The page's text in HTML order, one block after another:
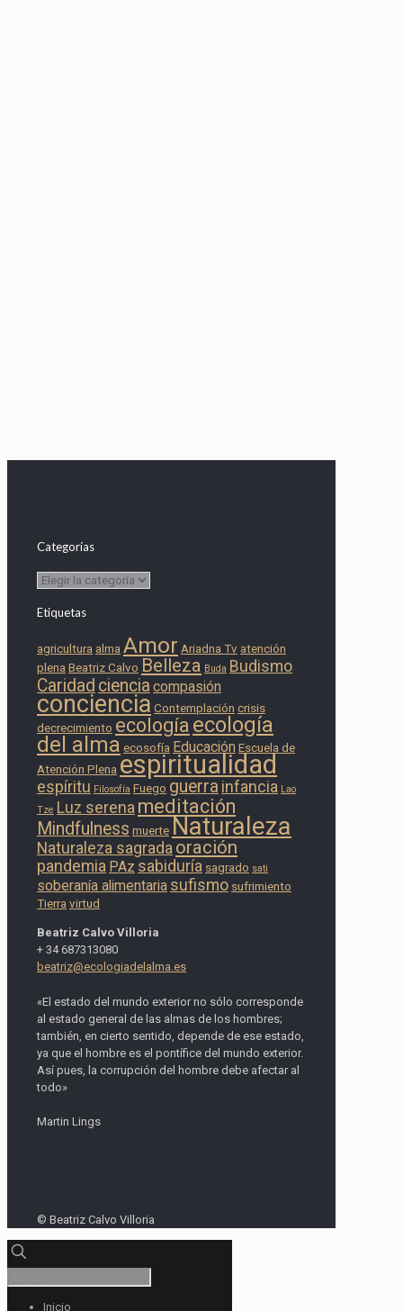
Categorías
Categorías
Etiquetas
agricultura alma Amor Ariadna Tv atención
plena Beatriz Calvo Belleza Buda Budismo
Caridad ciencia compasión
conciencia Contemplación crisis
decrecimiento ecología ecología
del alma ecosofía Educación Escuela de
Atención Plena espiritualidad
espíritu Filosofía Fuego guerra infancia Lao
Tze Luz serena meditación
Mindfulness muerte Naturaleza
Naturaleza sagrada oración
pandemia PAz sabiduría sagrado sati
soberanía alimentaria sufismo sufrimiento
Tierra virtud
Beatriz Calvo Villoria
+ 34 687313080
beatriz@ecologiadelalma.es
«El estado del mundo exterior no sólo corresponde
al estado general de las almas de los hombres;
también, en cierto sentido, depende de ese estado,
ya que el hombre es el pontífice del mundo exterior.
Así pues, la corrupción del hombre debe afectar al
todo»
Martin Lings
© Beatriz Calvo Villoria
Inicio